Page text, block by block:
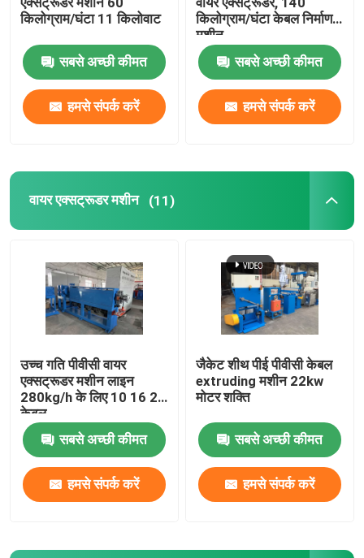
सर्पिल वेल्डेड पाइप बनाने की मशीन
केबल बॉबिन
केबल क्रॉस हेड
किलोग्राम/घंटा 11 किलोवाट
सबसे अच्छी कीमत
हमसे संपर्क करें
किलोग्राम/घंटा केबल निर्माण
मशीन
सबसे अच्छी कीमत
हमसे संपर्क करें
वायर एक्सट्रूडर मशीन (11)
उच्च गति पीवीसी वायर
एक्सट्रूडर मशीन लाइन
280kg/h के लिए 10 16 25
केबल
सबसे अच्छी कीमत
हमसे संपर्क करें
जैकेट शीथ पीई पीवीसी केबल
extruding मशीन 22kw
मोटर शक्ति
सबसे अच्छी कीमत
हमसे संपर्क करें